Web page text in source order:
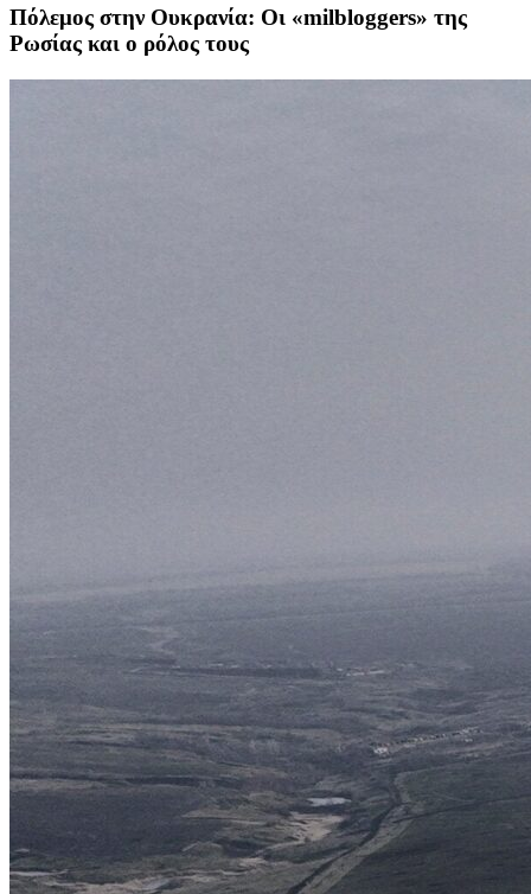
Πόλεμος στην Ουκρανία: Οι «milbloggers» της
Ρωσίας και ο ρόλος τους